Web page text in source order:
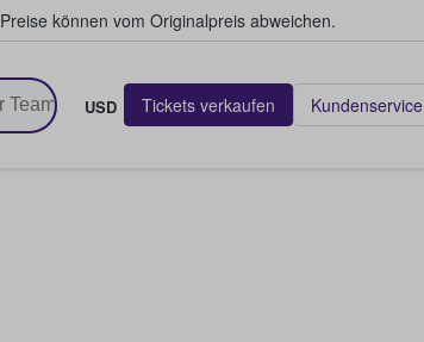
Preise können vom Originalpreis abweichen.
USD Tickets verkaufen Kundenservice